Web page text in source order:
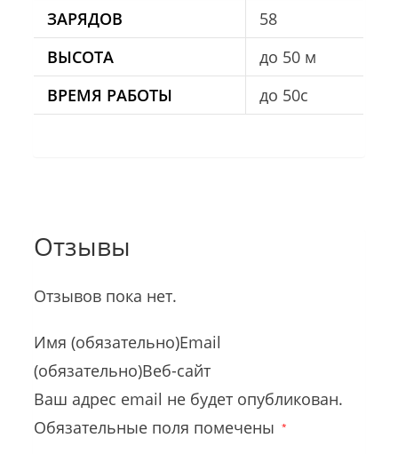
ЗАРЯДОВ
58
ВЫСОТА
до 50 м
ВРЕМЯ РАБОТЫ
до 50с
Отзывы
Отзывов пока нет.
Имя (обязательно)Email
(обязательно)Веб-сайт
Ваш адрес email не будет опубликован.
Обязательные поля помечены
*